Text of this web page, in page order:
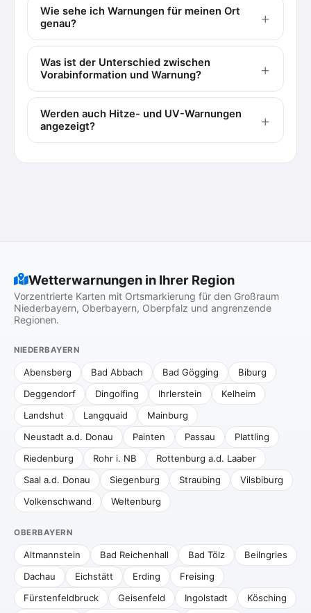
Wie sehe ich Warnungen für meinen Ort
genau?
Was ist der Unterschied zwischen
Vorabinformation und Warnung?
Werden auch Hitze- und UV-Warnungen
angezeigt?
Wetterwarnungen in Ihrer Region
Vorzentrierte Karten mit Ortsmarkierung für den Großraum
Niederbayern, Oberbayern, Oberpfalz und angrenzende
Regionen.
NIEDERBAYERN
Abensberg Bad Abbach Bad Gögging
Biburg
Deggendorf
Dingolfing Ihrlerstein
Kelheim
Landshut
Langquaid
Mainburg
Neustadt a.d. Donau
Painten Passau
Plattling
Riedenburg
Rohr i. NB
Rottenburg a.d. Laaber
Saal a.d. Donau
Siegenburg Straubing
Vilsbiburg
Volkenschwand
Weltenburg
OBERBAYERN
Altmannstein Bad Reichenhall Bad Tölz
Beilngries
Dachau
Eichstätt Erding
Freising
Fürstenfeldbruck
Geisenfeld Ingolstadt
Kösching